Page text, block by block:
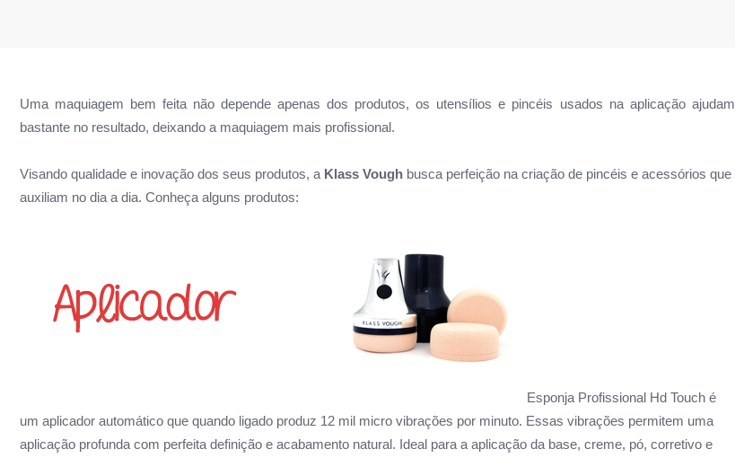
Uma maquiagem bem feita não depende apenas dos produtos, os utensílios e pincéis usados na aplicação ajudam
bastante no resultado, deixando a maquiagem mais profissional.
Visando qualidade e inovação dos seus produtos, a Klass Vough busca perfeição na criação de pincéis e acessórios que
auxiliam no dia a dia. Conheça alguns produtos:
Esponja Profissional Hd Touch é
um aplicador automático que quando ligado produz 12 mil micro vibrações por minuto. Essas vibrações permitem uma
aplicação profunda com perfeita definição e acabamento natural. Ideal para a aplicação da base, creme, pó, corretivo e